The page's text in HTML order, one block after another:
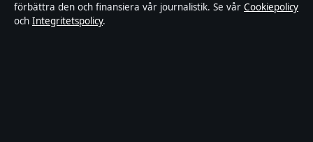
Källor & standarder
Redaktionell policy
förbättra den och finansiera vår journalistik. Se vår Cookiepolicy
och Integritetspolicy.